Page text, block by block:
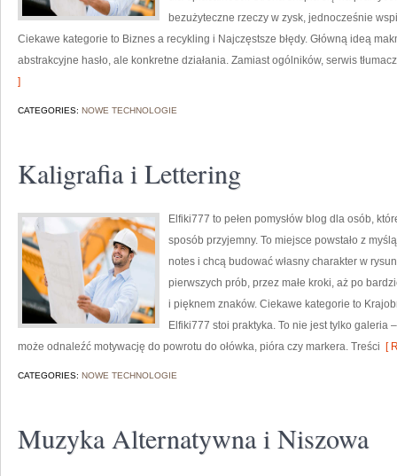
bezużyteczne rzeczy w zysk, jednocześnie
Ciekawe kategorie to Biznes a recykling i Najczęstsze błędy. Główną ideą
abstrakcyjne hasło, ale konkretne działania. Zamiast ogólników, serwis
]
CATEGORIES: NOWE TECHNOLOGIE
Kaligrafia i Lettering
Elfiki777 to pełen pomysłów blog dla osób,
sposób przyjemny. To miejsce powstało z
notes i chcą budować własny charakter w
pierwszych prób, przez małe kroki, aż po
i pięknem znaków. Ciekawe kategorie to
Elfiki777 stoi praktyka. To nie jest tylko galeria
może odnaleźć motywację do powrotu do ołówka, pióra czy markera. Treści [
CATEGORIES: NOWE TECHNOLOGIE
Muzyka Alternatywna i Niszowa